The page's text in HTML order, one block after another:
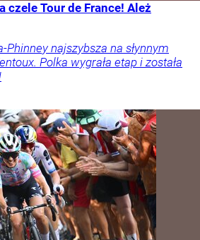
czele Tour de France! Ależ
najszybsza na słynnym
Polka wygrała etap i została